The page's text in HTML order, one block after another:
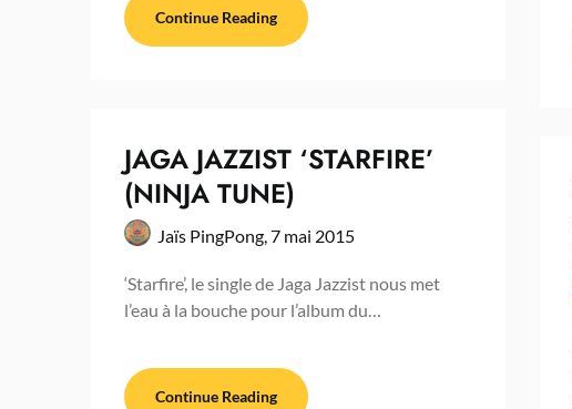
Continue Reading
JAGA JAZZIST ‘STARFIRE’
(NINJA TUNE)
Jaïs PingPong,7 mai 2015
‘Starfire’, le single de Jaga Jazzist nous met
l’eau à la bouche pour l’album du…
Continue Reading